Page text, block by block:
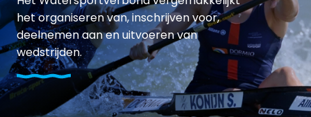
het organiseren van, inschrijven voor,
deelnemen aan en uitvoeren van
wedstrijden.